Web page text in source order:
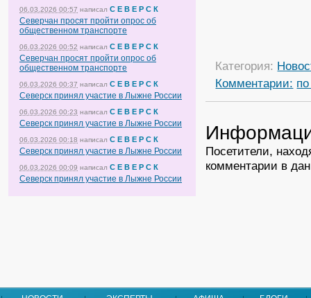
06.03.2026 00:57 написал С Е В Е Р С К
Северчан просят пройти опрос об
общественном транспорте
06.03.2026 00:52 написал С Е В Е Р С К
Северчан просят пройти опрос об
общественном транспорте
06.03.2026 00:37 написал С Е В Е Р С К
Северск принял участие в Лыжне России
06.03.2026 00:23 написал С Е В Е Р С К
Северск принял участие в Лыжне России
06.03.2026 00:18 написал С Е В Е Р С К
Северск принял участие в Лыжне России
06.03.2026 00:09 написал С Е В Е Р С К
Северск принял участие в Лыжне России
Категория:
Комментарии:
Посетители,
комментарии в